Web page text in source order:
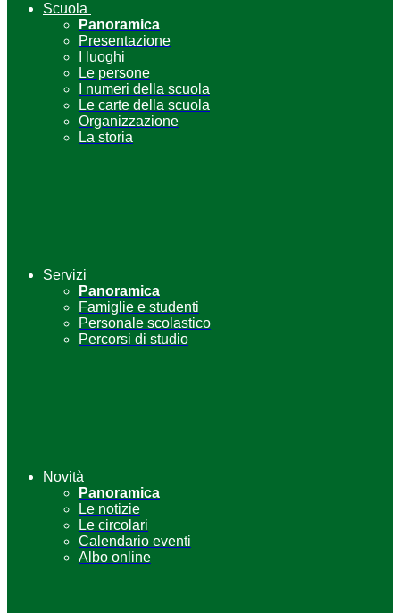
Scuola
Panoramica
Presentazione
I luoghi
Le persone
I numeri della scuola
Le carte della scuola
Organizzazione
La storia
Servizi
Panoramica
Famiglie e studenti
Personale scolastico
Percorsi di studio
Novità
Panoramica
Le notizie
Le circolari
Calendario eventi
Albo online